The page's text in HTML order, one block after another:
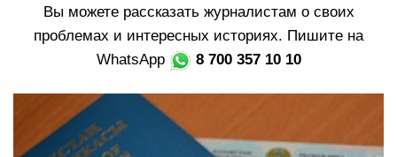
г
Вы можете рассказать журналистам о своих
проблемах и интересных историях. Пишите на
WhatsApp
8 700 357 10 10